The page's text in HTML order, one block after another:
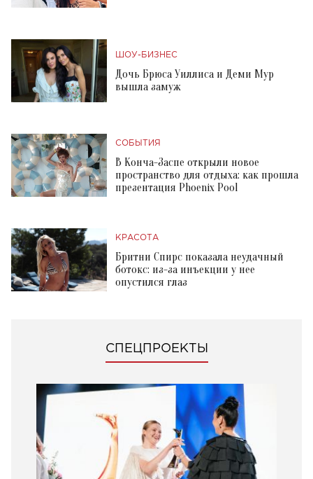
ШОУ-БИЗНЕС
Дочь Брюса Уиллиса и Деми Мур
вышла замуж
СОБЫТИЯ
В Конча-Заспе открыли новое
пространство для отдыха: как прошла
презентация Phoenix Pool
КРАСОТА
Бритни Спирс показала неудачный
ботокс: из-за инъекции у нее
опустился глаз
СПЕЦПРОЕКТЫ